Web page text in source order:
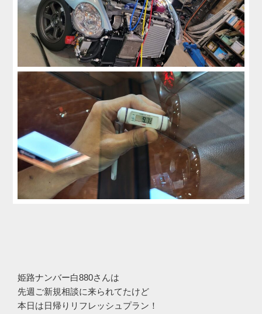
姫路ナンバー白880さんは
先週ご新規相談に来られてたけど
本日は日帰りリフレッシュプラン！